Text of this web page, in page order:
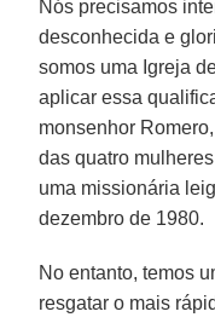
Nós precisamos
desconhecida e
somos uma Igreja
aplicar essa
monsenhor
das quatro
uma missionária
dezembro de 1980.
No entanto, temos
resgatar o mais